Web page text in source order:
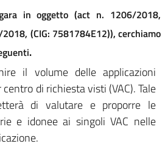
in oggetto (act n. 1206/2018,
(CIG: 7581784E12)), cerchiamo
.
il volume delle applicazioni
di richiesta visti (VAC). Tale
di valutare e proporre le
e idonee ai singoli VAC nelle